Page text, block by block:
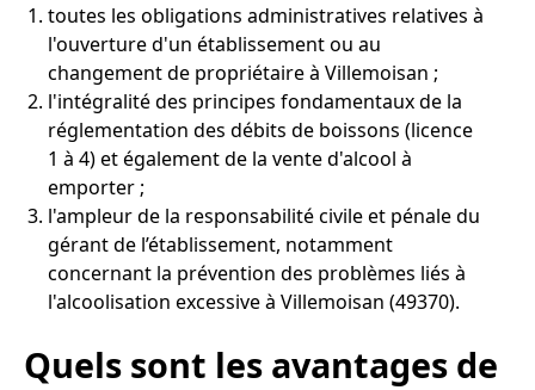
toutes les obligations administratives relatives à
l'ouverture d'un établissement ou au
changement de propriétaire à Villemoisan ;
l'intégralité des principes fondamentaux de la
réglementation des débits de boissons (licence
1 à 4) et également de la vente d'alcool à
emporter ;
l'ampleur de la responsabilité civile et pénale du
gérant de l’établissement, notamment
concernant la prévention des problèmes liés à
l'alcoolisation excessive à Villemoisan (49370).
Quels sont les avantages de